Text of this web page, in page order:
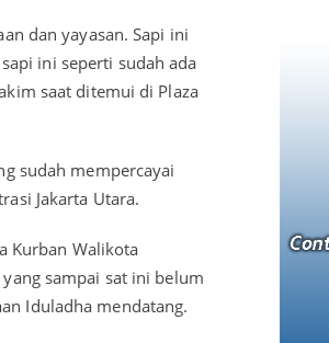
dan yayasan. Sapi ini
ini seperti sudah ada
saat ditemui di Plaza
sudah mempercayai
Jakarta Utara.
Kurban Walikota
sampai sat ini belum
Iduladha mendatang.